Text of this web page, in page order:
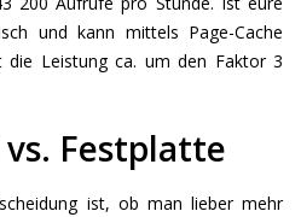
und kann mittels Page-Cache
die Leistung ca. um den Faktor 3
vs. Festplatte
ist, ob man lieber mehr